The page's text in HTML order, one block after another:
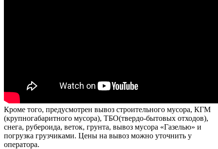
Кроме того, предусмотрен вывоз строительного мусора, КГМ
(крупногабаритного мусора), ТБО(твердо-бытовых отходов),
снега, рубероида, веток, грунта, вывоз мусора «Газелью» и
погрузка грузчиками. Цены на вывоз можно уточнить у
оператора.